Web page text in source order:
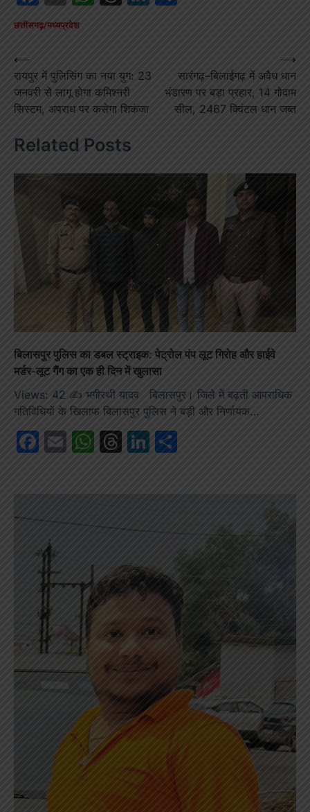
छत्तीसगढ़/मध्यप्रदेश
Post
navigation
⟵
रायपुर में पुलिसिंग का नया युग: 23
जनवरी से लागू होगा कमिश्नरी
सिस्टम, अपराध पर कसेगा शिकंजा
सारंगढ़–बिलाईगढ़ में अवैध धान
भंडारण पर बड़ा प्रहार, 14 गोदाम
सील, 2467 क्विंटल धान जब्त
⟶
Related Posts
बिलासपुर पुलिस का डबल स्ट्राइक: पेट्रोल पंप लूट गिरोह और हाईवे
मर्डर-लूट गैंग का एक ही दिन में खुलासा
Views: 42 ✍️ भगीरथी यादव बिलासपुर। जिले में बढ़ती आपराधिक
गतिविधियों के खिलाफ बिलासपुर पुलिस ने बड़ी और निर्णायक…
Facebook
EmailWhatsApp
Threads
LinkedIn